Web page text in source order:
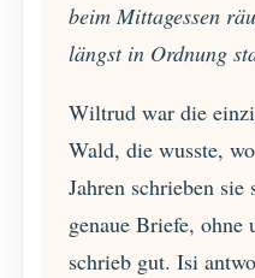
beim Mittagessen
längst in Ordnung
Wiltrud war die
Wald, die wusste,
Jahren schrieben
genaue Briefe,
schrieb gut. Isi